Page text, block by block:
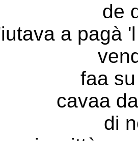
de
a pagà
faa
cavaa
di